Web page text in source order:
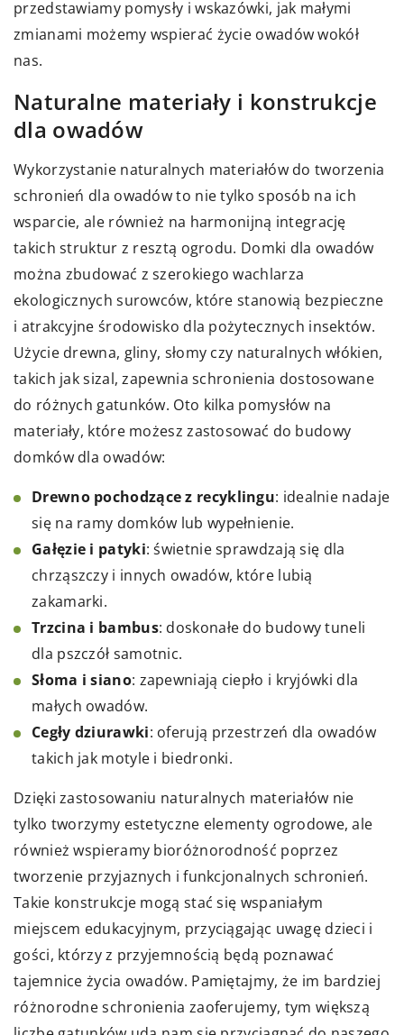
przedstawiamy pomysły i wskazówki, jak małymi
zmianami możemy wspierać życie owadów wokół
nas.
Naturalne materiały i konstrukcje
dla owadów
Wykorzystanie naturalnych materiałów do tworzenia
schronień dla owadów to nie tylko sposób na ich
wsparcie, ale również na harmonijną integrację
takich struktur z resztą ogrodu. Domki dla owadów
można zbudować z szerokiego wachlarza
ekologicznych surowców, które stanowią bezpieczne
i atrakcyjne środowisko dla pożytecznych insektów.
Użycie drewna, gliny, słomy czy naturalnych włókien,
takich jak sizal, zapewnia schronienia dostosowane
do różnych gatunków. Oto kilka pomysłów na
materiały, które możesz zastosować do budowy
domków dla owadów:
Drewno pochodzące z recyklingu: idealnie nadaje
się na ramy domków lub wypełnienie.
Gałęzie i patyki: świetnie sprawdzają się dla
chrząszczy i innych owadów, które lubią
zakamarki.
Trzcina i bambus: doskonałe do budowy tuneli
dla pszczół samotnic.
Słoma i siano: zapewniają ciepło i kryjówki dla
małych owadów.
Cegły dziurawki: oferują przestrzeń dla owadów
takich jak motyle i biedronki.
Dzięki zastosowaniu naturalnych materiałów nie
tylko tworzymy estetyczne elementy ogrodowe, ale
również wspieramy bioróżnorodność poprzez
tworzenie przyjaznych i funkcjonalnych schronień.
Takie konstrukcje mogą stać się wspaniałym
miejscem edukacyjnym, przyciągając uwagę dzieci i
gości, którzy z przyjemnością będą poznawać
tajemnice życia owadów. Pamiętajmy, że im bardziej
różnorodne schronienia zaoferujemy, tym większą